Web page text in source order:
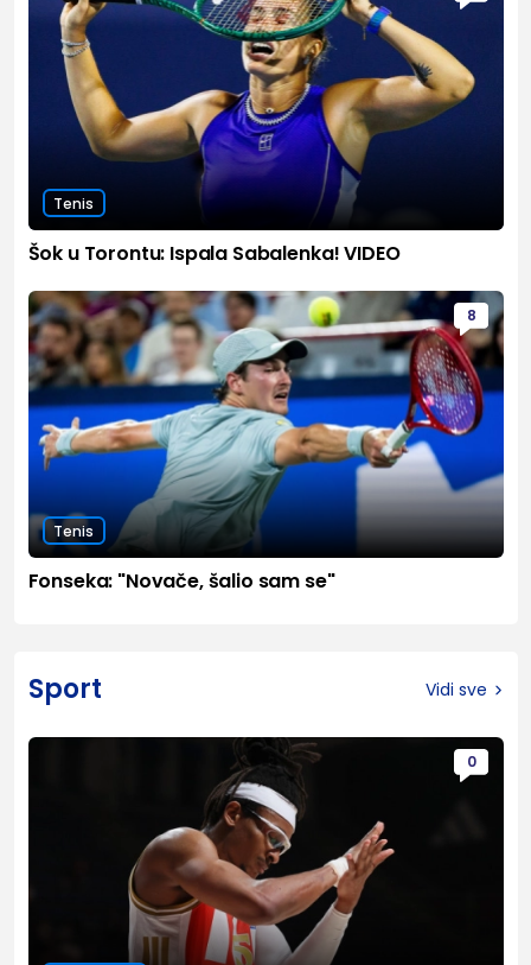
Tenis
Šok u Torontu: Ispala Sabalenka! VIDEO
8
Tenis
Fonseka: "Novače, šalio sam se"
Sport Vidi sve
0